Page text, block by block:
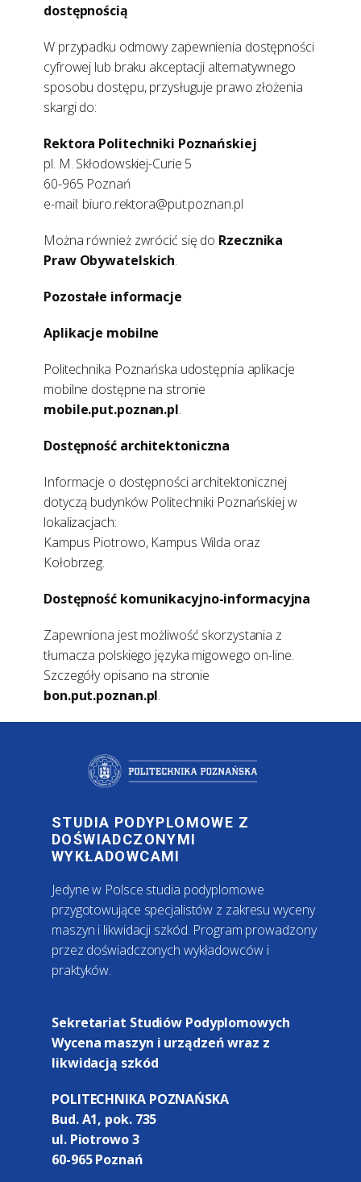
dostępnością
W przypadku odmowy zapewnienia dostępności
cyfrowej lub braku akceptacji alternatywnego
sposobu dostępu, przysługuje prawo złożenia
skargi do:
Rektora Politechniki Poznańskiej
pl. M. Skłodowskiej-Curie 5
60-965 Poznań
e-mail: biuro.rektora@put.poznan.pl
Można również zwrócić się do Rzecznika
Praw Obywatelskich.
Pozostałe informacje
Aplikacje mobilne
Politechnika Poznańska udostępnia aplikacje
mobilne dostępne na stronie
mobile.put.poznan.pl.
Dostępność architektoniczna
Informacje o dostępności architektonicznej
dotyczą budynków Politechniki Poznańskiej w
lokalizacjach:
Kampus Piotrowo, Kampus Wilda oraz
Kołobrzeg.
Dostępność komunikacyjno-informacyjna
Zapewniona jest możliwość skorzystania z
tłumacza polskiego języka migowego on-line.
Szczegóły opisano na stronie
bon.put.poznan.pl.
STUDIA PODYPLOMOWE Z
DOŚWIADCZONYMI
WYKŁADOWCAMI
Jedyne w Polsce studia podyplomowe
przygotowujące specjalistów z zakresu wyceny
maszyn i likwidacji szkód. Program prowadzony
przez doświadczonych wykładowców i
praktyków.
Sekretariat Studiów Podyplomowych
Wycena maszyn i urządzeń wraz z
likwidacją szkód
POLITECHNIKA POZNAŃSKA
Bud. A1, pok. 735
ul. Piotrowo 3
60-965 Poznań